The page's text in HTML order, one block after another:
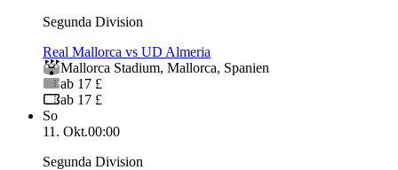
Segunda Division
Real Mallorca vs UD Almeria
Mallorca Stadium, Mallorca, Spanien
ab 17 £
ab 17 £
So
11. Okt.00:00
Segunda Division